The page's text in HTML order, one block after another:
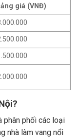
giá (VNĐ)
phân phối các loại
nhà làm vang nổi